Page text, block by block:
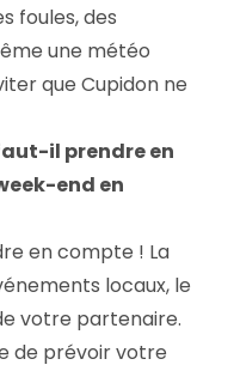
foules, des
une météo
que Cupidon ne
il prendre en
end en
en compte ! La
locaux, le
votre partenaire.
de prévoir votre